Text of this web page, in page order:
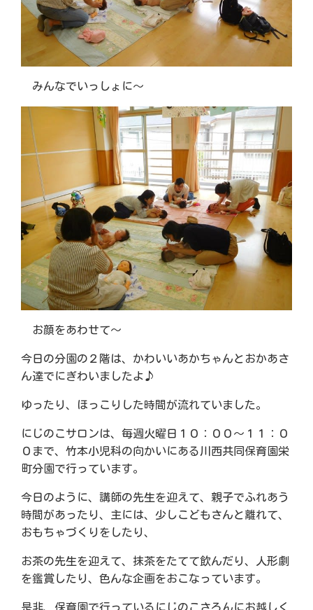
みんなでいっしょに～
お顔をあわせて～
今日の分園の２階は、かわいいあかちゃんとおかあさ
ん達でにぎわいましたよ♪
ゆったり、ほっこりした時間が流れていました。
にじのこサロンは、毎週火曜日１０：００～１１：０
０まで、竹本小児科の向かいにある川西共同保育園栄
町分園で行っています。
今日のように、講師の先生を迎えて、親子でふれあう
時間があったり、主には、少しこどもさんと離れて、
おもちゃづくりをしたり、
お茶の先生を迎えて、抹茶をたてて飲んだり、人形劇
を鑑賞したり、色んな企画をおこなっています。